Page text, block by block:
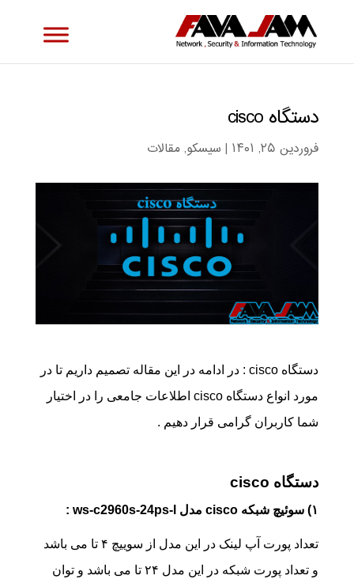
دستگاه cisco
فروردین ۲۵, ۱۴۰۱ | سیسکو,مقالات
دستگاه cisco : در ادامه در این مقاله تصمیم داریم تا در
مورد انواع دستگاه cisco اطلاعات جامعی را در اختیار
شما کاربران گرامی قرار دهیم .
دستگاه cisco
۱) سوئیچ شبکه cisco مدل ws-c2960s-24ps-l :
تعداد پورت آپ لینک در این مدل از سوییچ ۴ تا می باشد
و تعداد پورت شبکه در این مدل ۲۴ تا می باشد و توان